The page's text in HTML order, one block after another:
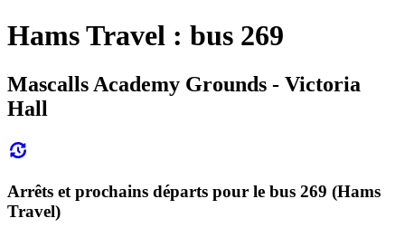
Hams Travel : bus 269
Mascalls Academy Grounds - Victoria
Hall
Arrêts et prochains départs pour le bus 269 (Hams
Travel)